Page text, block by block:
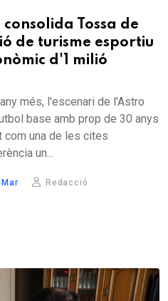
Tossa de
de turisme esportiu
d'1 milió
més, l'escenari de l'Astro
base amb prop de 30 anys
com una de les cites
un...
Redacció